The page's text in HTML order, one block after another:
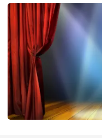
Don Omar
422 laatste 30 minuten
BESTEL NU